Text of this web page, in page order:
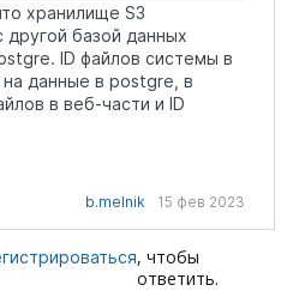
хранилище S3
другой базой данных
ID файлов системы в
данные в postgre, в
в веб-части и ID
b.melnik 15 фев 2023
, чтобы
ответить.